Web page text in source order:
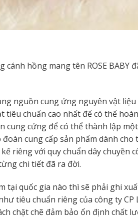
hồng mang tên ROSE BABY
nguồn cung ứng nguyên vật
tiêu chuẩn cao nhất để có thể
cứng để có thể thành lập
cung cấp sản phẩm dành
riêng với quy chuẩn dây chuyền
chi tiết đã ra đời.
quốc gia nào thì sẽ phải ghi
tiêu chuẩn riêng của công ty CP
chặt chẽ đảm bảo ổn định chất